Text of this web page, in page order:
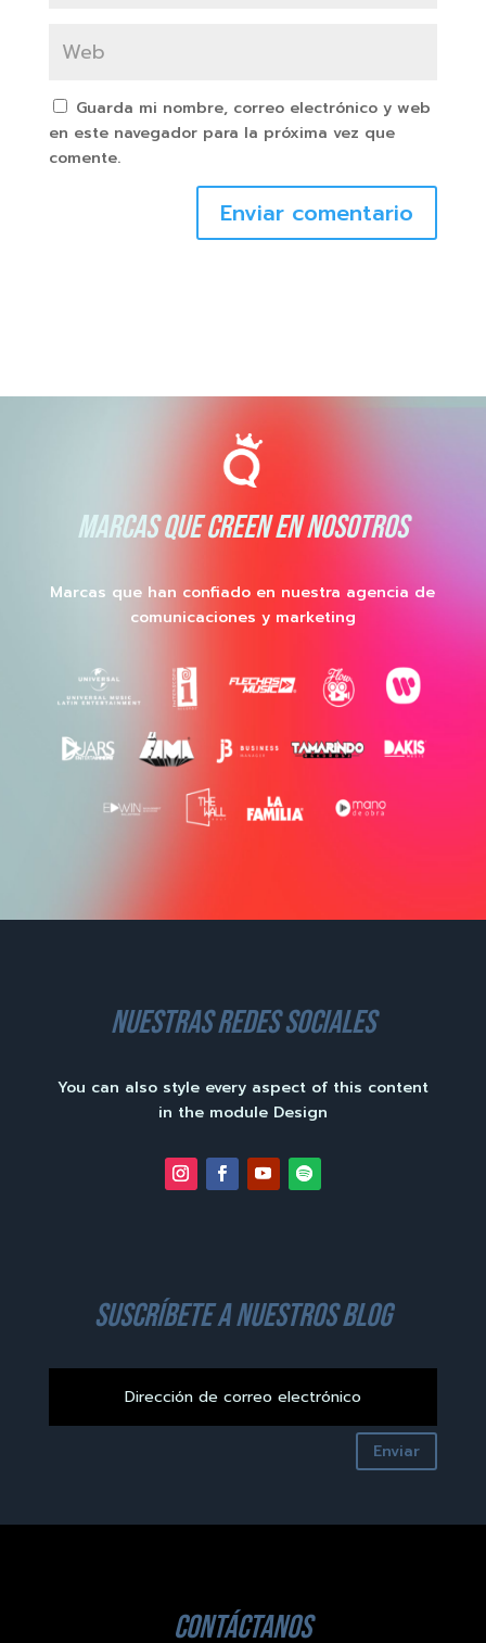
Guarda mi nombre, correo electrónico y web
en este navegador para la próxima vez que
comente.
Enviar comentario
MARCAS QUE CREEN EN NOSOTROS
Marcas que han confiado en nuestra agencia de
comunicaciones y marketing
nuestras redes sociales
You can also style every aspect of this content
in the module Design
suscríbete a nuestros blog
Enviar
contáctanos